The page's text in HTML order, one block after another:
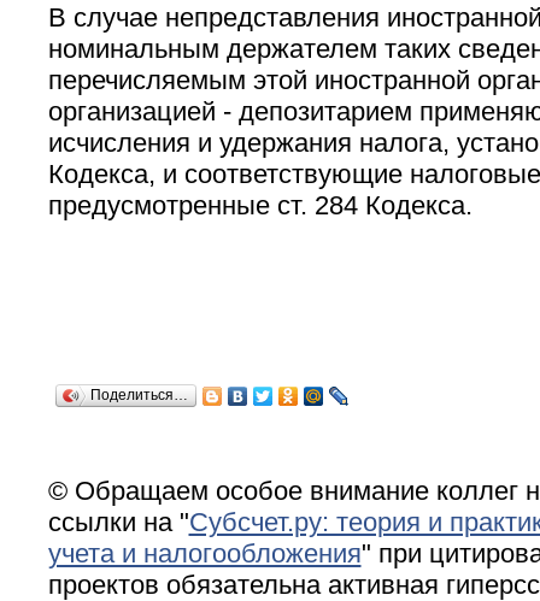
В случае непредставления
номинальным держателем таких
перечисляемым этой иностранной
организацией - депозитарием
исчисления и удержания налога,
Кодекса, и соответствующие
предусмотренные ст. 284 Кодекса.
Поделиться…
© Обращаем особое внимание коллег
ссылки на "Субсчет.ру: теория и
учета и налогообложения" при
проектов обязательна активная